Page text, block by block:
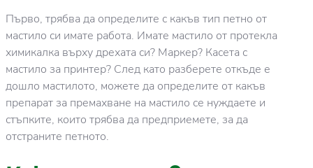
Първо, трябва да определите с какъв тип петно от
мастило си имате работа. Имате мастило от протекла
химикалка върху дрехата си? Маркер? Касета с
мастило за принтер? След като разберете откъде е
дошло мастилото, можете да определите от какъв
препарат за премахване на мастило се нуждаете и
стъпките, които трябва да предприемете, за да
отстраните петното.